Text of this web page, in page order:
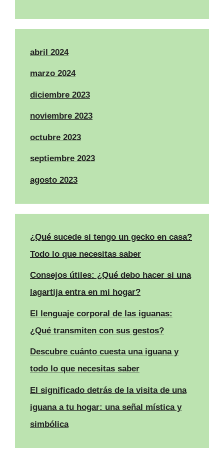
abril 2024
marzo 2024
diciembre 2023
noviembre 2023
octubre 2023
septiembre 2023
agosto 2023
¿Qué sucede si tengo un gecko en casa?
Todo lo que necesitas saber
Consejos útiles: ¿Qué debo hacer si una
lagartija entra en mi hogar?
El lenguaje corporal de las iguanas:
¿Qué transmiten con sus gestos?
Descubre cuánto cuesta una iguana y
todo lo que necesitas saber
El significado detrás de la visita de una
iguana a tu hogar: una señal mística y
simbólica